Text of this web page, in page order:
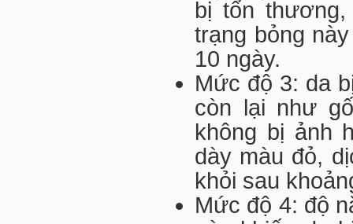
bị tổn
trạng bỏng
10 ngày.
Mức độ 3: da
còn lại như
không bị ảnh
dày màu đỏ,
khỏi sau
Mức độ 4: độ